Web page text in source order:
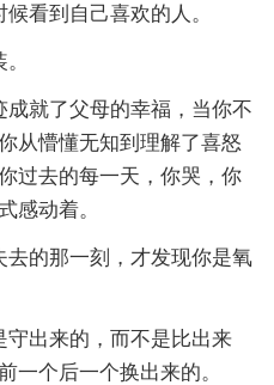
看到自己喜欢的人。
就了父母的幸福，当你不
从懵懂无知到理解了喜怒
过去的每一天，你哭，你
感动着。
的那一刻，才发现你是氧
出来的，而不是比出来
一个后一个换出来的。